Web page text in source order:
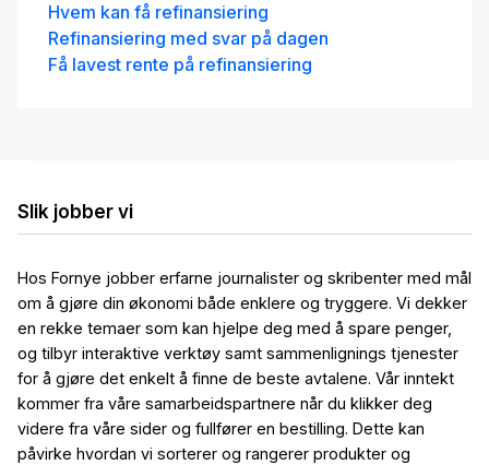
Hvem kan få refinansiering
Refinansiering med svar på dagen
Få lavest rente på refinansiering
Slik jobber vi
Hos Fornye jobber erfarne journalister og skribenter med mål
om å gjøre din økonomi både enklere og tryggere. Vi dekker
en rekke temaer som kan hjelpe deg med å spare penger,
og tilbyr interaktive verktøy samt sammenlignings tjenester
for å gjøre det enkelt å finne de beste avtalene. Vår inntekt
kommer fra våre samarbeidspartnere når du klikker deg
videre fra våre sider og fullfører en bestilling. Dette kan
påvirke hvordan vi sorterer og rangerer produkter og